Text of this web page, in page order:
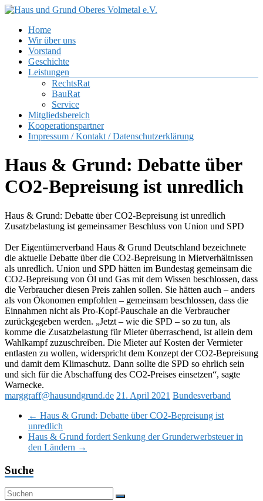
Zum
springen
Haus
und
Grund
Oberes
Volmetal
Menü
Home
Wir über uns
Vorstand
Geschichte
Leistungen
RechtsRat
BauRat
Service
Mitgliedsbereich
Kooperationspartner
Impressum / Kontakt / Datenschutzerklärung
Haus & Grund: Debatte über
CO2-Bepreisung ist unredlich
Haus & Grund: Debatte über CO2-Bepreisung ist unredlich
Zusatzbelastung ist gemeinsamer Beschluss von Union und SPD
Der Eigentümerverband Haus & Grund Deutschland bezeichnete
die aktuelle Debatte über die CO2-Bepreisung in Mietverhältnissen
als unredlich. Union und SPD hätten im Bundestag gemeinsam die
CO2-Bepreisung von Öl und Gas mit dem Wissen beschlossen, dass
die Verbraucher diesen Preis zahlen sollen. Sie hätten auch – anders
als von Ökonomen empfohlen – gemeinsam beschlossen, dass die
Einnahmen nicht als Pro-Kopf-Pauschale an die Verbraucher
zurückgegeben werden. „Jetzt – wie die SPD – so zu tun, als
komme die Zusatzbelastung für Mieter überraschend, ist allein dem
Wahlkampf zuzuschreiben. Die Mieter auf Kosten der Vermieter
entlasten zu wollen, widerspricht dem Konzept der CO2-Bepreisung
und damit dem Klimaschutz. Dann sollte die SPD so ehrlich sein
und sich für die Abschaffung des CO2-Preises einsetzen“, sagte
Warnecke.
marggraff@hausundgrund.de 21. April 2021 Bundesverband
← Haus & Grund: Debatte über CO2-Bepreisung ist
unredlich
Haus & Grund fordert Senkung der Grunderwerbsteuer in
den Ländern →
Suche